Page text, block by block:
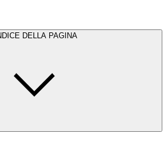
INDICE DELLA PAGINA